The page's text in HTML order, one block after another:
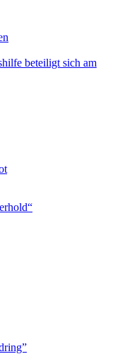
beteiligt sich am